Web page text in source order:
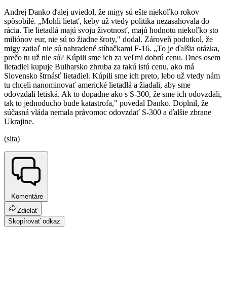
Andrej Danko ďalej uviedol, že migy sú ešte niekoľko rokov
spôsobilé. „Mohli lietať, keby už vtedy politika nezasahovala do
rácia. Tie lietadlá majú svoju životnosť, majú hodnotu niekoľko sto
miliónov eur, nie sú to žiadne šroty," dodal. Zároveň podotkol, že
migy zatiaľ nie sú nahradené stíhačkami F-16. „To je ďalšia otázka,
prečo tu už nie sú? Kúpili sme ich za veľmi dobrú cenu. Dnes osem
lietadiel kupuje Bulharsko zhruba za takú istú cenu, ako má
Slovensko štrnásť lietadiel. Kúpili sme ich preto, lebo už vtedy nám
tu chceli nanominovať americké lietadlá a žiadali, aby sme
odovzdali letiská. Ak to dopadne ako s S-300, že sme ich odovzdali,
tak to jednoducho bude katastrofa," povedal Danko. Doplnil, že
súčasná vláda nemala právomoc odovzdať S-300 a ďalšie zbrane
Ukrajine.
(sita)
Komentáre
Zdielať
Skopírovať odkaz